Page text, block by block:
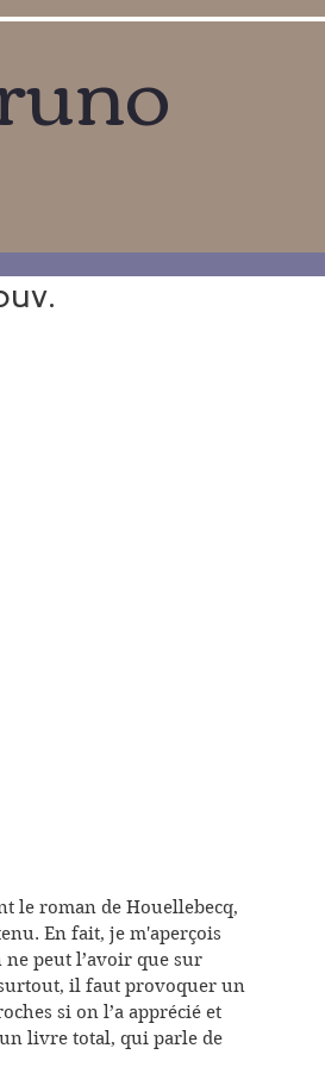
le roman de Houellebecq,
En fait, je m'aperçois
ne peut l’avoir que sur
surtout, il faut provoquer un
si on l’a apprécié et
livre total, qui parle de